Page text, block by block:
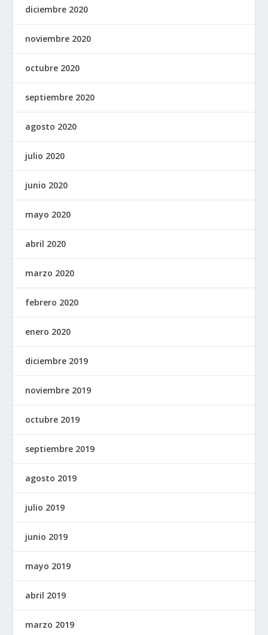
diciembre 2020
noviembre 2020
octubre 2020
septiembre 2020
agosto 2020
julio 2020
junio 2020
mayo 2020
abril 2020
marzo 2020
febrero 2020
enero 2020
diciembre 2019
noviembre 2019
octubre 2019
septiembre 2019
agosto 2019
julio 2019
junio 2019
mayo 2019
abril 2019
marzo 2019